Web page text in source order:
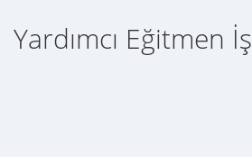
Yardımcı Eğitmen